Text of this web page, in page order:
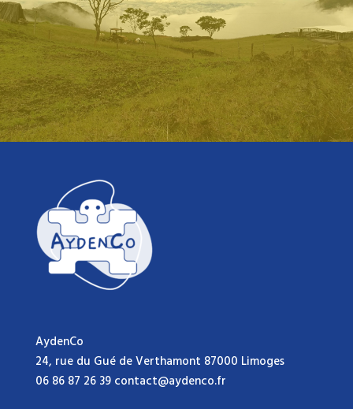
AydenCo
24, rue du Gué de Verthamont 87000 Limoges
06 86 87 26 39 contact@aydenco.fr